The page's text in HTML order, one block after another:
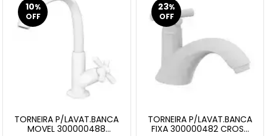
10%
OFF
TORNEIRA P/LAVAT.BANCA
MOVEL 300000488
23%
OFF
TORNEIRA P/LAVAT.BANCA
FIXA 300000482 CROSS